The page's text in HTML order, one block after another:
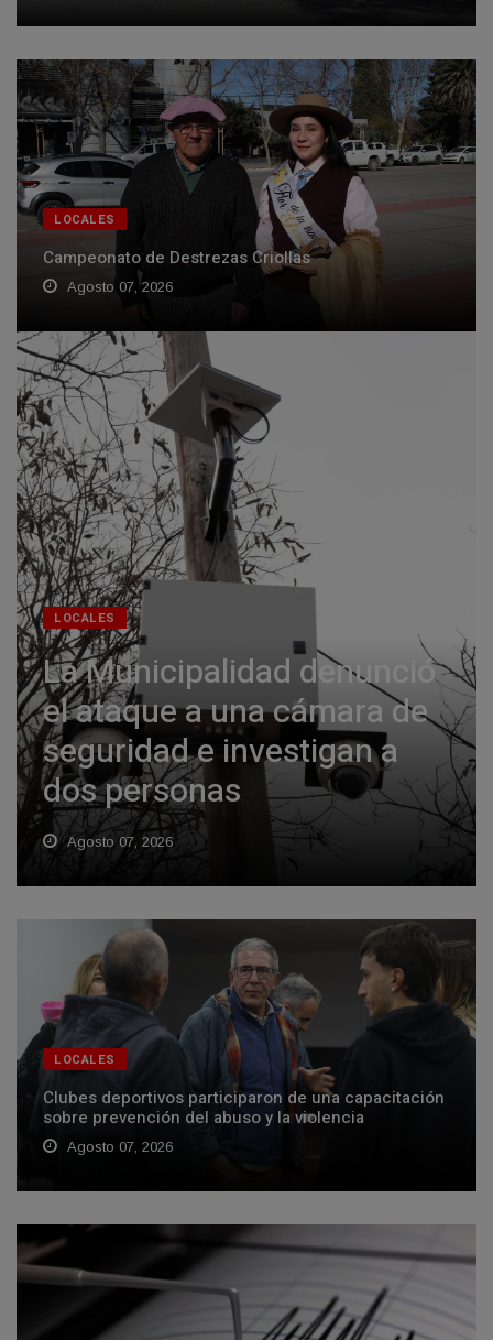
LOCALES
Campeonato de Destrezas Criollas
Agosto 07, 2026
LOCALES
La Municipalidad denunció
el ataque a una cámara de
seguridad e investigan a
dos personas
Agosto 07, 2026
LOCALES
Clubes deportivos participaron de una capacitación
sobre prevención del abuso y la violencia
Agosto 07, 2026